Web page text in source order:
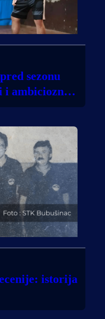
sezonu
i ambiciozni u
istorija